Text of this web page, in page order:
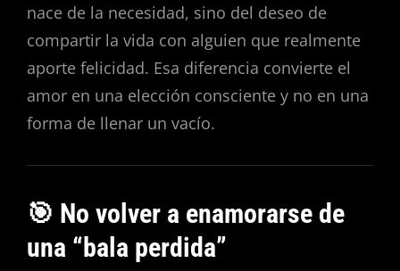
nace de la necesidad, sino del deseo de
compartir la vida con alguien que realmente
aporte felicidad. Esa diferencia convierte el
amor en una elección consciente y no en una
forma de llenar un vacío.
🎯 No volver a enamorarse de
una “bala perdida”